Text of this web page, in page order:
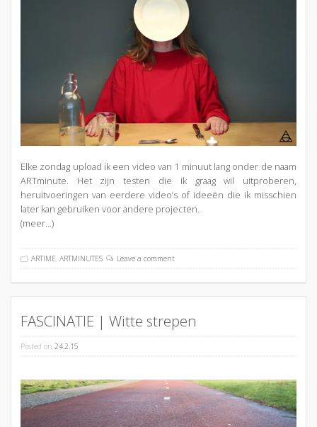
Elke zondag upload ik een video van 1 minuut lang onder de naam
ARTminute. Het zijn testen die ik graag wil uitproberen,
heruitvoeringen van eerdere video’s of ideeën die ik misschien
later kan gebruiken voor andere projecten.
(meer…)
ARTIME ARTMINUTES Leave a comment
FASCINATIE | Witte strepen
Posted on 24.2.15